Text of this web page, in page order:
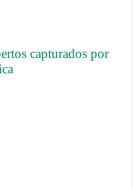
capturados por